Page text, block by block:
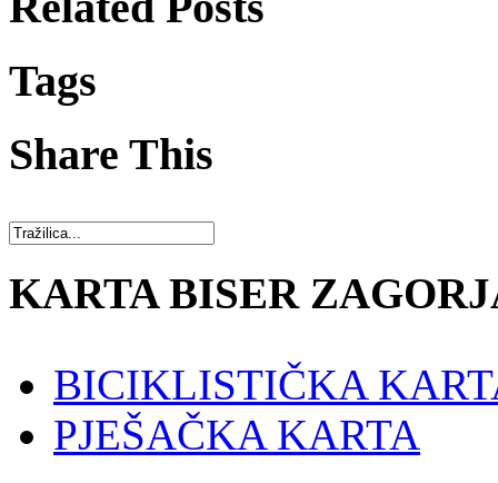
Tags
Share This
KARTA BISER
BICIKLISTIČKA
PJEŠAČKA KARTA